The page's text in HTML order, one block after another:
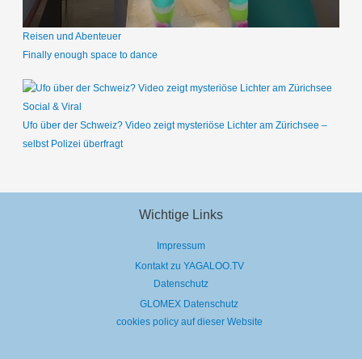
Reisen und Abenteuer
Finally enough space to dance
Social & Viral
Ufo über der Schweiz? Video zeigt mysteriöse Lichter am Zürichsee –
selbst Polizei überfragt
Wichtige Links
Impressum
Kontakt zu YAGALOO.TV
Datenschutz
GLOMEX Datenschutz
cookies policy auf dieser Website